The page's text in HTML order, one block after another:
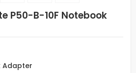
P50-B-10F Notebook
Adapter